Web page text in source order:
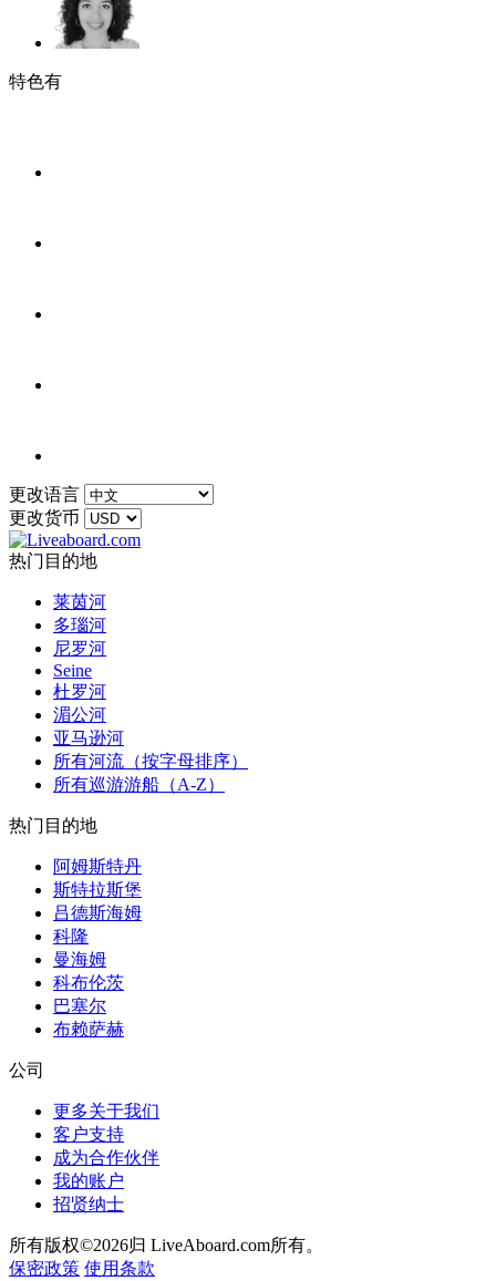
特色有
更改语言
更改货币
热门目的地
莱茵河
多瑙河
尼罗河
Seine
杜罗河
湄公河
亚马逊河
所有河流（按字母排序）
所有巡游游船（A-Z）
热门目的地
阿姆斯特丹
斯特拉斯堡
吕德斯海姆
科隆
曼海姆
科布伦茨
巴塞尔
布赖萨赫
公司
更多关于我们
客户支持
成为合作伙伴
我的账户
招贤纳士
所有版权©2026归 LiveAboard.com所有。
保密政策 使用条款